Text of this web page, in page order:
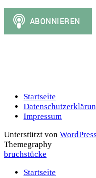
Startseite
Impressum
Unterstützt von WordPress
Themegraphy
bruchstücke
Startseite